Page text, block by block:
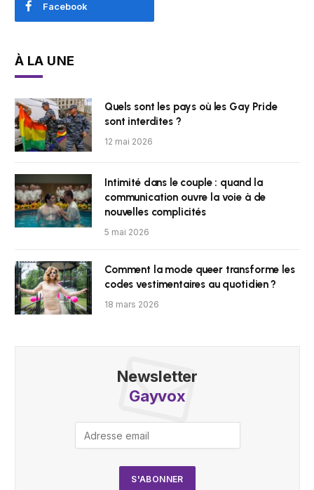
Facebook
À LA UNE
Quels sont les pays où les Gay Pride
sont interdites ?
12 mai 2026
Intimité dans le couple : quand la
communication ouvre la voie à de
nouvelles complicités
5 mai 2026
Comment la mode queer transforme les
codes vestimentaires au quotidien ?
18 mars 2026
Newsletter
Gayvox